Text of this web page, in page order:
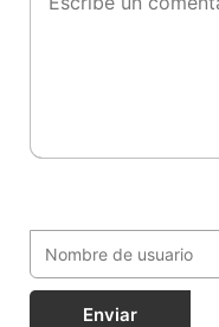
Enviar